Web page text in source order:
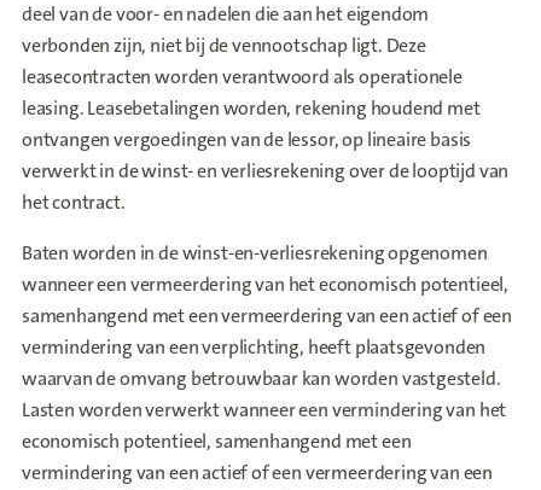
deel van de voor- en nadelen die aan het eigendom
verbonden zijn, niet bij de vennootschap ligt. Deze
leasecontracten worden verantwoord als operationele
leasing. Leasebetalingen worden, rekening houdend met
ontvangen vergoedingen van de lessor, op lineaire basis
verwerkt in de winst- en verliesrekening over de looptijd van
het contract.
Baten worden in de winst-en-verliesrekening opgenomen
wanneer een vermeerdering van het economisch potentieel,
samenhangend met een vermeerdering van een actief of een
vermindering van een verplichting, heeft plaatsgevonden
waarvan de omvang betrouwbaar kan worden vastgesteld.
Lasten worden verwerkt wanneer een vermindering van het
economisch potentieel, samenhangend met een
vermindering van een actief of een vermeerdering van een